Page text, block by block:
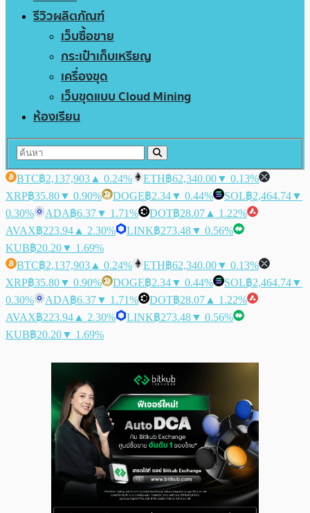
รีวิวผลิตภัณฑ์
เว็บซื้อขาย
กระเป๋าเก็บเหรียญ
เครื่องขุด
เว็บขุดแบบ Cloud Mining
ห้องเรียน
BTC฿2,137,903 ▲ 0.24% ETH฿62,340.00▼ 0.13%
XRP฿35.80▼ 0.90% DOGE฿2.34▼ 0.44% SOL฿2,464.74▼
0.30%
ADA฿6.37▼ 1.71% DOT฿28.07 ▲ 1.22%
AVAX฿223.94 ▲ 2.30% LINK฿273.48▼ 0.56%
KUB฿20.20▼ 1.69%
BTC฿2,137,903 ▲ 0.24% ETH฿62,340.00▼ 0.13%
XRP฿35.80▼ 0.90% DOGE฿2.34▼ 0.44% SOL฿2,464.74▼
0.30%
ADA฿6.37▼ 1.71% DOT฿28.07 ▲ 1.22%
AVAX฿223.94 ▲ 2.30% LINK฿273.48▼ 0.56%
KUB฿20.20▼ 1.69%